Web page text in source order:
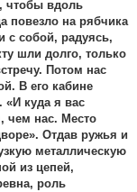
чтобы вдоль
повезло на рябчика
с собой, радуясь,
шли долго, только
Потом нас
В его кабине
куда я вас
чем нас. Место
Отдав ружья и
металлическую
из цепей,
роль